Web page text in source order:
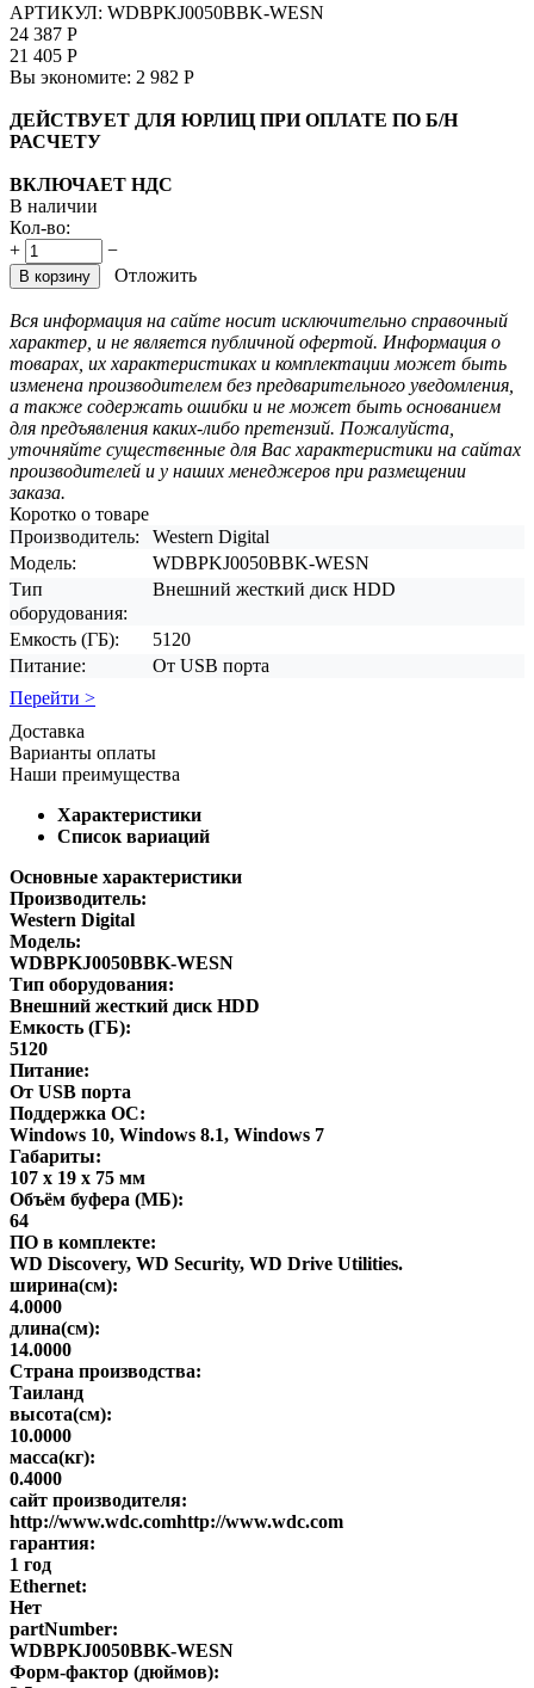
АРТИКУЛ: WDBPKJ0050BBK-WESN
24 387 Р
21 405 Р
Вы экономите: 2 982 Р
ДЕЙСТВУЕТ ДЛЯ ЮРЛИЦ ПРИ ОПЛАТЕ ПО Б/Н
РАСЧЕТУ
ВКЛЮЧАЕТ НДС
В наличии
Кол-во:
+
−
В корзину Отложить
Вся информация на сайте носит исключительно справочный
характер, и не является публичной офертой. Информация о
товарах, их характеристиках и комплектации может быть
изменена производителем без предварительного уведомления,
а также содержать ошибки и не может быть основанием
для предъявления каких-либо претензий. Пожалуйста,
уточняйте существенные для Вас характеристики на сайтах
производителей и у наших менеджеров при размещении
заказа.
Коротко о товаре
Производитель:
Western Digital
Модель:
WDBPKJ0050BBK-WESN
Тип
оборудования:
Внешний жесткий диск HDD
Емкость (ГБ):
5120
Питание:
От USB порта
Перейти >
Доставка
Варианты оплаты
Наши преимущества
Характеристики
Список вариаций
Основные характеристики
Производитель:
Western Digital
Модель:
WDBPKJ0050BBK-WESN
Тип оборудования:
Внешний жесткий диск HDD
Емкость (ГБ):
5120
Питание:
От USB порта
Поддержка ОС:
Windows 10, Windows 8.1, Windows 7
Габариты:
107 x 19 x 75 мм
Объём буфера (МБ):
64
ПО в комплекте:
WD Discovery, WD Security, WD Drive Utilities.
ширина(см):
4.0000
длина(см):
14.0000
Страна производства:
Таиланд
высота(см):
10.0000
масса(кг):
0.4000
сайт производителя:
http://www.wdc.comhttp://www.wdc.com
гарантия:
1 год
Ethernet:
Нет
partNumber:
WDBPKJ0050BBK-WESN
Форм-фактор (дюймов):